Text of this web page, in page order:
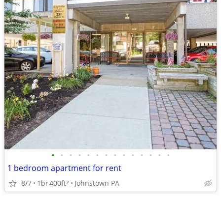
• • • • • • • • • • • • • •
1 bedroom apartment for rent
8/7 1br400ft2 Johnstown PA